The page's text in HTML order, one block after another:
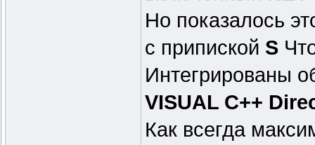
Но показалось
с припиской S
Интегрированы
VISUAL C++
Как всегда